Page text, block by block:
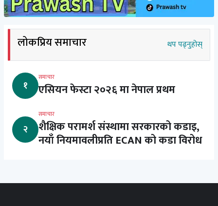
लोकप्रिय समाचार थप पढ्नुहोस्
१
समाचार
एसियन फेस्टा २०२६ मा नेपाल प्रथम
२
समाचार
शैक्षिक परामर्श संस्थामा सरकारको कडाइ,
नयाँ नियमावलीप्रति ECAN को कडा विरोध